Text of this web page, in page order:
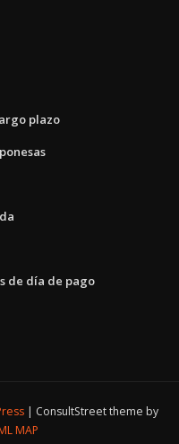
plazo
de día de pago
ConsultStreet theme by
MAP